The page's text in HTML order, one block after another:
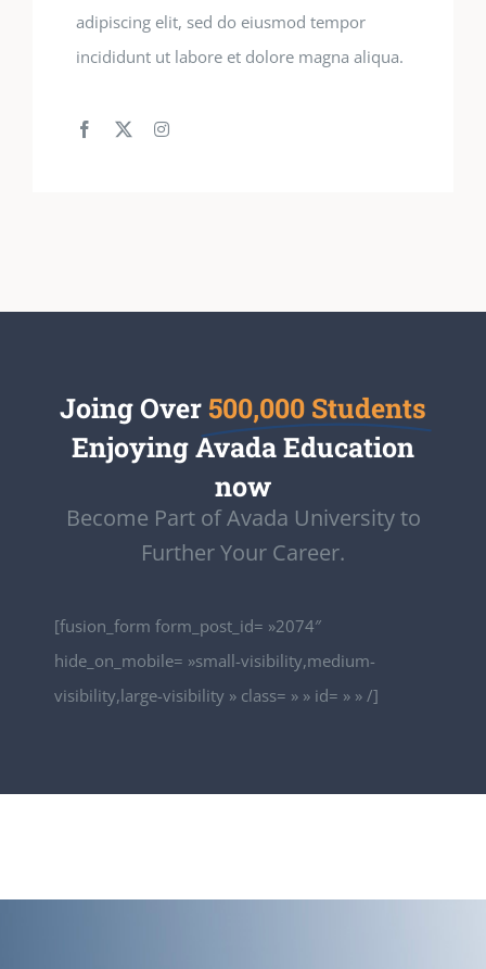
adipiscing elit, sed do eiusmod tempor
incididunt ut labore et dolore magna aliqua.
Joing Over 500,000 Students
Enjoying Avada Education
now
Become Part of Avada University to
Further Your Career.
[fusion_form form_post_id= »2074″
hide_on_mobile= »small-visibility,medium-
visibility,large-visibility » class= » » id= » » /]